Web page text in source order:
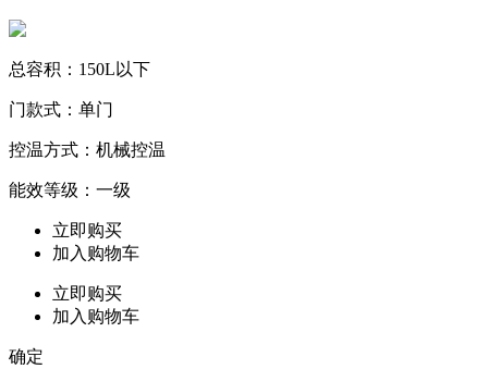
总容积：150L以下
门款式：单门
控温方式：机械控温
能效等级：一级
立即购买
加入购物车
立即购买
加入购物车
确定